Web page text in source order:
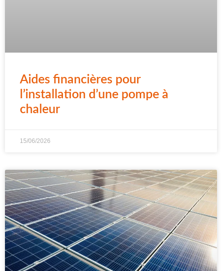
Aides financières pour
l’installation d’une pompe à
chaleur
15/06/2026